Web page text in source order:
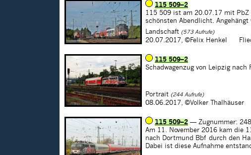
115 509–2
115 509 ist am 20.07.17 mit
schönsten Abendlicht. Angehängt
Landschaft (573 Aufrufe)
20.07.2017, ©Felix Henkel
115 509–2
Schadwagenzug von Leipzig nach
Portrait (244 Aufrufe)
08.06.2017, ©Volker Thalhäuser
115 509–2 — Zugnummer:
Am 11. November 2016 kam die
nach Dortmund Bbf durch den
Dabei ist diese Aufnahme